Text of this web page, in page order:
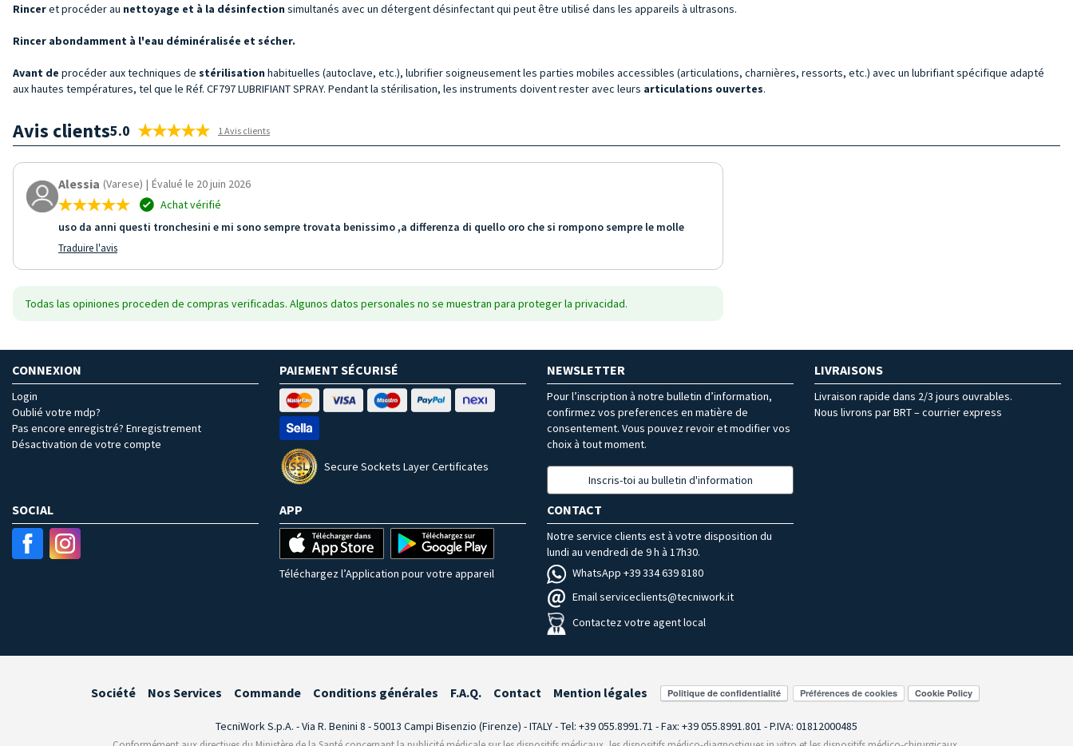
Rinceret procéder au nettoyage et à la désinfection simultanés avec un détergent désinfectant qui peut être utilisé dans les appareils à ultrasons.
Rincer abondamment à l'eau déminéralisée et sécher.
Avant de procéder aux techniques de stérilisation habituelles (autoclave, etc.), lubrifier soigneusement les parties mobiles accessibles (articulations, charnières, ressorts, etc.) avec un lubrifiant spécifique adapté
aux hautes températures, tel que le Réf. CF797 LUBRIFIANT SPRAY. Pendant la stérilisation, les instruments doivent rester avec leurs articulations ouvertes.
Avis clients5.0 1 Avis clients
Alessia (Varese) | Évalué le 20 juin 2026
Achat vérifié
uso da anni questi tronchesini e mi sono sempre trovata benissimo ,a differenza di quello oro che si rompono sempre le molle
Traduire l'avis
Todas las opiniones proceden de compras verificadas. Algunos datos personales no se muestran para proteger la privacidad.
CONNEXION
Login
Oublié votre mdp?
Pas encore enregistré? Enregistrement
Désactivation de votre compte
PAIEMENT SÉCURISÉ
Secure Sockets Layer Certificates
NEWSLETTER
Pour l’inscription à notre bulletin d’information,
confirmez vos preferences en matière de
consentement. Vous pouvez revoir et modifier vos
choix à tout moment.
Inscris-toi au bulletin d'information
LIVRAISONS
Livraison rapide dans 2/3 jours ouvrables.
Nous livrons par BRT – courrier express
SOCIAL APP
Téléchargez l’Application pour votre appareil
CONTACT
Notre service clients est à votre disposition du
lundi au vendredi de 9 h à 17h30.
WhatsApp +39 334 639 8180
Email serviceclients@tecniwork.it
Contactez votre agent local
Société Nos Services Commande Conditions générales F.A.Q. Contact Mention légales Préférences de cookies
TecniWork S.p.A. - Via R. Benini 8 - 50013 Campi Bisenzio (Firenze) - ITALY - Tel: +39 055.8991.71 - Fax: +39 055.8991.801 - P.IVA: 01812000485